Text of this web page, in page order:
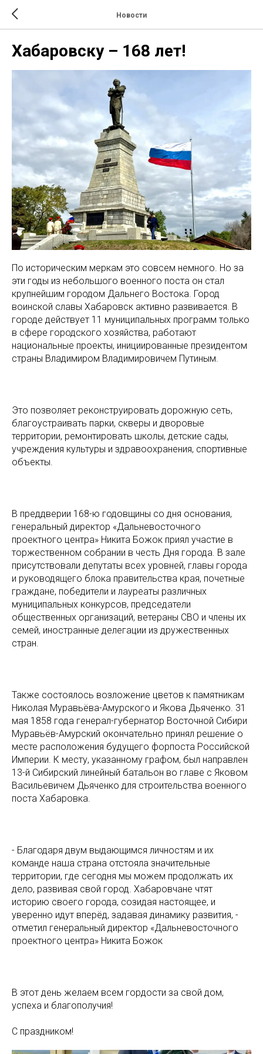
Новости
Хабаровску – 168 лет!
По историческим меркам это совсем немного. Но за
эти годы из небольшого военного поста он стал
крупнейшим городом Дальнего Востока. Город
воинской славы Хабаровск активно развивается. В
городе действует 11 муниципальных программ только
в сфере городского хозяйства, работают
национальные проекты, инициированные президентом
страны Владимиром Владимировичем Путиным.
Это позволяет реконструировать дорожную сеть,
благоустраивать парки, скверы и дворовые
территории, ремонтировать школы, детские сады,
учреждения культуры и здравоохранения, спортивные
объекты.
В преддверии 168-ю годовщины со дня основания,
генеральный директор «Дальневосточного
проектного центра» Никита Божок приял участие в
торжественном собрании в честь Дня города. В зале
присутствовали депутаты всех уровней, главы города
и руководящего блока правительства края, почетные
граждане, победители и лауреаты различных
муниципальных конкурсов, председатели
общественных организаций, ветераны СВО и члены их
семей, иностранные делегации из дружественных
стран.
Также состоялось возложение цветов к памятникам
Николая Муравьёва-Амурского и Якова Дьяченко. 31
мая 1858 года генерал-губернатор Восточной Сибири
Муравьёв-Амурский окончательно принял решение о
месте расположения будущего форпоста Российской
Империи. К месту, указанному графом, был направлен
13-й Сибирский линейный батальон во главе с Яковом
Васильевичем Дьяченко для строительства военного
поста Хабаровка.
- Благодаря двум выдающимся личностям и их
команде наша страна отстояла значительные
территории, где сегодня мы можем продолжать их
дело, развивая свой город. Хабаровчане чтят
историю своего города, созидая настоящее, и
уверенно идут вперёд, задавая динамику развития, -
отметил генеральный директор «Дальневосточного
проектного центра» Никита Божок
В этот день желаем всем гордости за свой дом,
успеха и благополучия!
С праздником!